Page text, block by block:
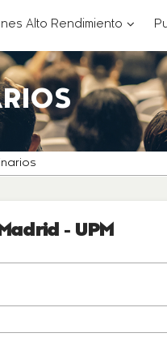
Alto Rendimiento ???
- UPM